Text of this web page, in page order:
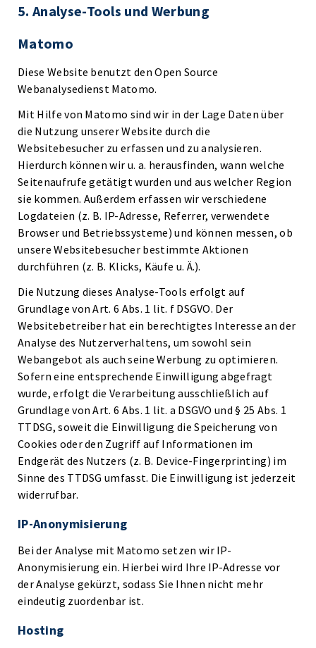
5. Analyse-Tools und Werbung
Matomo
Diese Website benutzt den Open Source
Webanalysedienst Matomo.
Mit Hilfe von Matomo sind wir in der Lage Daten über
die Nutzung unserer Website durch die
Websitebesucher zu erfassen und zu analysieren.
Hierdurch können wir u. a. herausfinden, wann welche
Seitenaufrufe getätigt wurden und aus welcher Region
sie kommen. Außerdem erfassen wir verschiedene
Logdateien (z. B. IP-Adresse, Referrer, verwendete
Browser und Betriebssysteme) und können messen, ob
unsere Websitebesucher bestimmte Aktionen
durchführen (z. B. Klicks, Käufe u. Ä.).
Die Nutzung dieses Analyse-Tools erfolgt auf
Grundlage von Art. 6 Abs. 1 lit. f DSGVO. Der
Websitebetreiber hat ein berechtigtes Interesse an der
Analyse des Nutzerverhaltens, um sowohl sein
Webangebot als auch seine Werbung zu optimieren.
Sofern eine entsprechende Einwilligung abgefragt
wurde, erfolgt die Verarbeitung ausschließlich auf
Grundlage von Art. 6 Abs. 1 lit. a DSGVO und § 25 Abs. 1
TTDSG, soweit die Einwilligung die Speicherung von
Cookies oder den Zugriff auf Informationen im
Endgerät des Nutzers (z. B. Device-Fingerprinting) im
Sinne des TTDSG umfasst. Die Einwilligung ist jederzeit
widerrufbar.
IP-Anonymisierung
Bei der Analyse mit Matomo setzen wir IP-
Anonymisierung ein. Hierbei wird Ihre IP-Adresse vor
der Analyse gekürzt, sodass Sie Ihnen nicht mehr
eindeutig zuordenbar ist.
Hosting